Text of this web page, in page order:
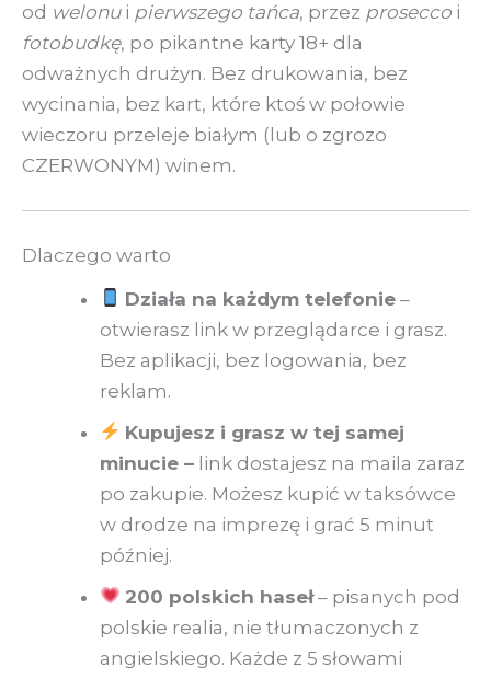
od welonui pierwszego tańca, przez prosecco i
fotobudkę, po pikantne karty 18+ dla
odważnych drużyn. Bez drukowania, bez
wycinania, bez kart, które ktoś w połowie
wieczoru przeleje białym (lub o zgrozo
CZERWONYM) winem.
Dlaczego warto
Działa na każdym telefonie –
otwierasz link w przeglądarce i grasz.
Bez aplikacji, bez logowania, bez
reklam.
Kupujesz i grasz w tej samej
minucie – link dostajesz na maila zaraz
po zakupie. Możesz kupić w taksówce
w drodze na imprezę i grać 5 minut
później.
200 polskich haseł– pisanych pod
polskie realia, nie tłumaczonych z
angielskiego. Każde z 5 słowami